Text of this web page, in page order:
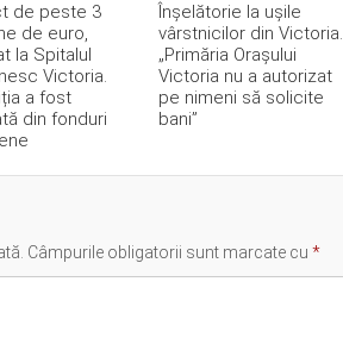
de peste 3
de euro,
la Spitalul
Victoria.
a fost
din fonduri
Înșelătorie la ușile
vârstnicilor din Victoria.
„Primăria Orașului
Victoria nu a autorizat
pe nimeni să solicite
bani”
Câmpurile obligatorii sunt marcate cu *